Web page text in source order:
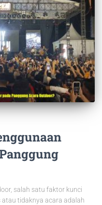
salah satu faktor kunci
atau tidaknya acara adalah